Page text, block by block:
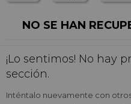
NO SE HAN
¡Lo sentimos! No hay
sección.
Inténtalo nuevamente con